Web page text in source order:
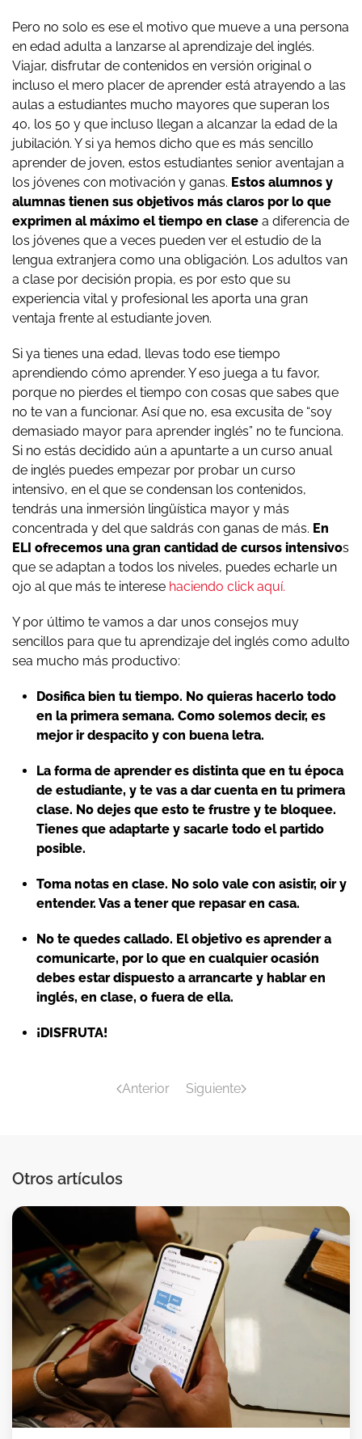
Pero no solo es ese el motivo que mueve a una persona
en edad adulta a lanzarse al aprendizaje del inglés.
Viajar, disfrutar de contenidos en versión original o
incluso el mero placer de aprender está atrayendo a las
aulas a estudiantes mucho mayores que superan los
40, los 50 y que incluso llegan a alcanzar la edad de la
jubilación. Y si ya hemos dicho que es más sencillo
aprender de joven, estos estudiantes senior aventajan a
los jóvenes con motivación y ganas. Estos alumnos y
alumnas tienen sus objetivos más claros por lo que
exprimen al máximo el tiempo en clase a diferencia de
los jóvenes que a veces pueden ver el estudio de la
lengua extranjera como una obligación. Los adultos van
a clase por decisión propia, es por esto que su
experiencia vital y profesional les aporta una gran
ventaja frente al estudiante joven.
Si ya tienes una edad, llevas todo ese tiempo
aprendiendo cómo aprender. Y eso juega a tu favor,
porque no pierdes el tiempo con cosas que sabes que
no te van a funcionar. Así que no, esa excusita de “soy
demasiado mayor para aprender inglés” no te funciona.
Si no estás decidido aún a apuntarte a un curso anual
de inglés puedes empezar por probar un curso
intensivo, en el que se condensan los contenidos,
tendrás una inmersión lingüística mayor y más
concentrada y del que saldrás con ganas de más. En
ELI ofrecemos una gran cantidad de cursos intensivos
que se adaptan a todos los niveles, puedes echarle un
ojo al que más te interese haciendo click aquí.
Y por último te vamos a dar unos consejos muy
sencillos para que tu aprendizaje del inglés como adulto
sea mucho más productivo:
Dosifica bien tu tiempo. No quieras hacerlo todo
en la primera semana. Como solemos decir, es
mejor ir despacito y con buena letra.
La forma de aprender es distinta que en tu época
de estudiante, y te vas a dar cuenta en tu primera
clase. No dejes que esto te frustre y te bloquee.
Tienes que adaptarte y sacarle todo el partido
posible.
Toma notas en clase. No solo vale con asistir, oir y
entender. Vas a tener que repasar en casa.
No te quedes callado. El objetivo es aprender a
comunicarte, por lo que en cualquier ocasión
debes estar dispuesto a arrancarte y hablar en
inglés, en clase, o fuera de ella.
¡DISFRUTA!
Anterior Siguiente
Otros artículos